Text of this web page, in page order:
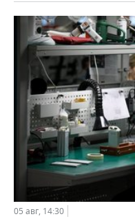
05 авг, 14:30